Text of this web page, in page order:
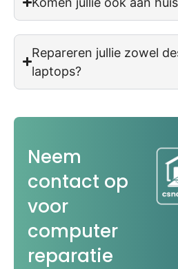
Repareren jullie zowel
laptops?
Neem
contact op
voor
computer
reparatie